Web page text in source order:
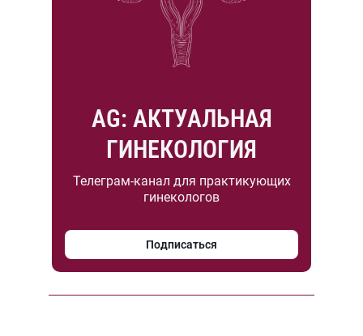
AG: АКТУАЛЬНАЯ
ГИНЕКОЛОГИЯ
Телеграм-канал для практикующих
гинекологов
Подписаться